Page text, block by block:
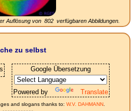
Auflösung von 802 verfügbaren Abbildungen.
zu selbst
Google Übersetzung
Powered by Translate
and slogans thanks to: W.V. DAHMANN.